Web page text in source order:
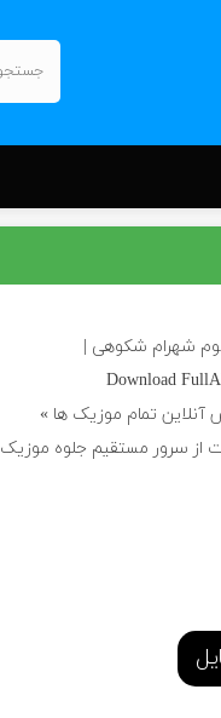
شهرام شکوهی |
Download
آنلاین تمام موزیک ها »
از سرور مستقیم جلوه موزیک